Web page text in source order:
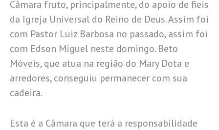
Câmara fruto, principalmente, do apoio de fieis
da Igreja Universal do Reino de Deus. Assim foi
com Pastor Luiz Barbosa no passado, assim foi
com Edson Miguel neste domingo. Beto
Móveis, que atua na região do Mary Dota e
arredores, conseguiu permanecer com sua
cadeira.
Esta é a Câmara que terá a responsabilidade